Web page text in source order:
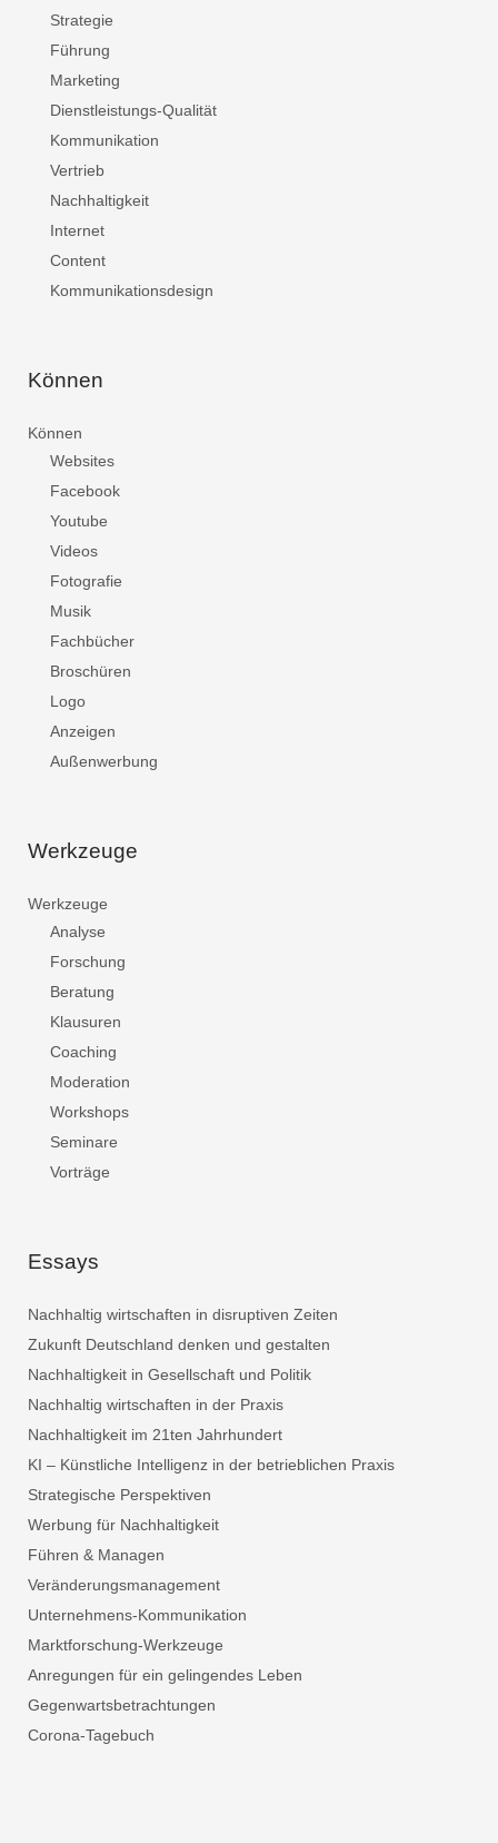
Strategie
Führung
Marketing
Dienstleistungs-Qualität
Kommunikation
Vertrieb
Nachhaltigkeit
Internet
Content
Kommunikationsdesign
Können
Können
Websites
Facebook
Youtube
Videos
Fotografie
Musik
Fachbücher
Broschüren
Logo
Anzeigen
Außenwerbung
Werkzeuge
Werkzeuge
Analyse
Forschung
Beratung
Klausuren
Coaching
Moderation
Workshops
Seminare
Vorträge
Essays
Nachhaltig wirtschaften in disruptiven Zeiten
Zukunft Deutschland denken und gestalten
Nachhaltigkeit in Gesellschaft und Politik
Nachhaltig wirtschaften in der Praxis
Nachhaltigkeit im 21ten Jahrhundert
KI – Künstliche Intelligenz in der betrieblichen Praxis
Strategische Perspektiven
Werbung für Nachhaltigkeit
Führen & Managen
Veränderungsmanagement
Unternehmens-Kommunikation
Marktforschung-Werkzeuge
Anregungen für ein gelingendes Leben
Gegenwartsbetrachtungen
Corona-Tagebuch